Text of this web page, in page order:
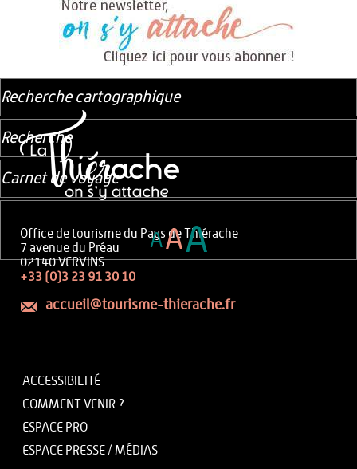
Office de tourisme du Pays de Thiérache
7 avenue du Préau
02140 VERVINS
+33 (0)3 23 91 30 10
accueil@tourisme-thierache.fr
ACCESSIBILITÉ
COMMENT VENIR ?
ESPACE PRO
ESPACE PRESSE / MÉDIAS
Recherche cartographique
Recherche
Carnet de voyage
AAA